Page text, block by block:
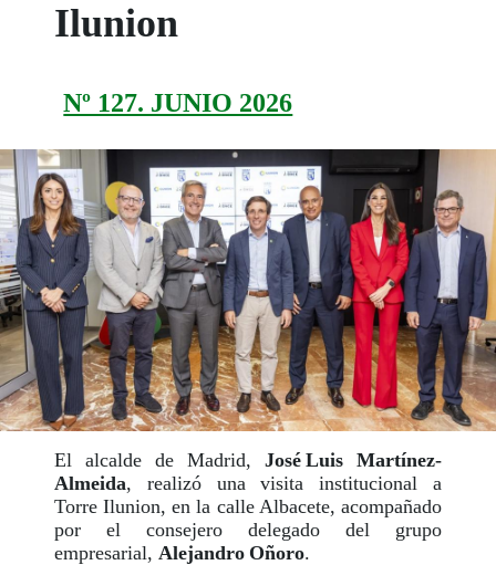
Ilunion
Nº 127. JUNIO 2026
El alcalde de Madrid, José Luis Martínez-
Almeida, realizó una visita institucional a
Torre Ilunion, en la calle Albacete, acompañado
por el consejero delegado del grupo
empresarial, Alejandro Oñoro.